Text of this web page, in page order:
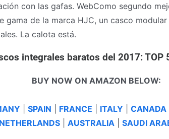
con las gafas. WebComo segundo
gama de la marca HJC, un casco
La calota está.
integrales baratos del 2017: TOP
BUY NOW ON AMAZON BELOW:
SPAIN FRANCE ITALY CANADA
NETHERLANDS AUSTRALIA SAUDI